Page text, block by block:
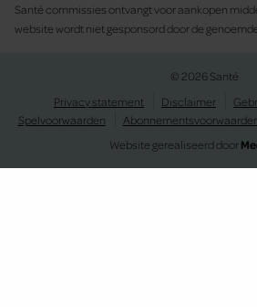
Santé commissies ontvangt voor aankopen
website wordt niet gesponsord door de
© 2026 Santé
Privacy statement
Disclaimer
Spelvoorwaarden
Website gerealiseerd door